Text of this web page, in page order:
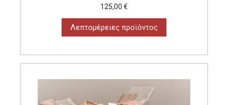
125,00 €
Λεπτομέρειες προϊόντος